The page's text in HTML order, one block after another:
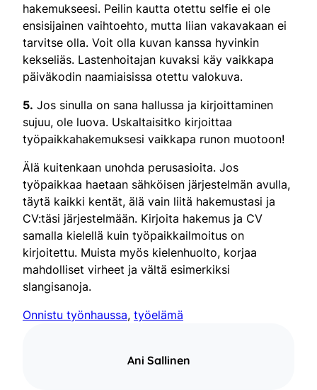
hakemukseesi. Peilin kautta otettu selfie ei ole
ensisijainen vaihtoehto, mutta liian vakavakaan ei
tarvitse olla. Voit olla kuvan kanssa hyvinkin
kekseliäs. Lastenhoitajan kuvaksi käy vaikkapa
päiväkodin naamiaisissa otettu valokuva.
5. Jos sinulla on sana hallussa ja kirjoittaminen
sujuu, ole luova. Uskaltaisitko kirjoittaa
työpaikkahakemuksesi vaikkapa runon muotoon!
Älä kuitenkaan unohda perusasioita. Jos
työpaikkaa haetaan sähköisen järjestelmän avulla,
täytä kaikki kentät, älä vain liitä hakemustasi ja
CV:täsi järjestelmään. Kirjoita hakemus ja CV
samalla kielellä kuin työpaikkailmoitus on
kirjoitettu. Muista myös kielenhuolto, korjaa
mahdolliset virheet ja vältä esimerkiksi
slangisanoja.
Onnistu työnhaussa, työelämä
Ani Sallinen